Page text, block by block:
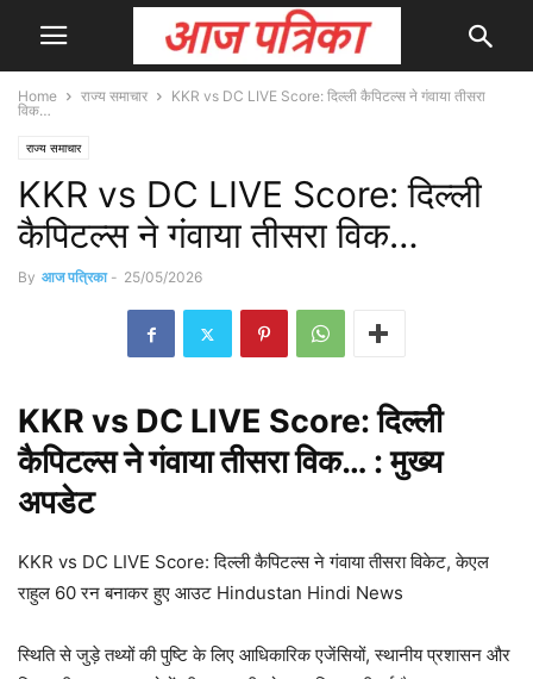
Home राज्य समाचार
KKR vs DC LIVE Score: दिल्ली कैपिटल्स ने गंवाया तीसरा
विक…
राज्य समाचार
KKR vs DC LIVE Score: दिल्ली
कैपिटल्स ने गंवाया तीसरा विक…
By आज पत्रिका - 25/05/2026
KKR vs DC LIVE Score: दिल्ली
कैपिटल्स ने गंवाया तीसरा विक… : मुख्य
अपडेट
KKR vs DC LIVE Score: दिल्ली कैपिटल्स ने गंवाया तीसरा विकेट, केएल
राहुल 60 रन बनाकर हुए आउट Hindustan Hindi News
स्थिति से जुड़े तथ्यों की पुष्टि के लिए आधिकारिक एजेंसियों, स्थानीय प्रशासन और